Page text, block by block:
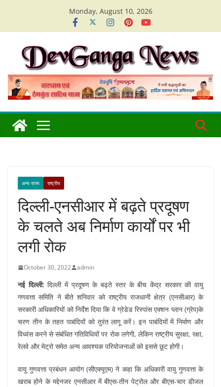
content
Monday, August 10, 2026
अन्य राज्य राष्ट्रीय
दिल्ली-एनसीआर में बढ़ते प्रदूषण
के चलते अब निर्माण कार्यों पर भी
लगी रोक
October 30, 2022 admin
नई दिल्‍ली: दिल्ली में प्रदूषण के बढ़ते स्तर के बीच केंद्र सरकार की वायु
गणवत्ता समिति ने बीते शनिवार को राष्ट्रीय राजधानी क्षेत्र (एनसीआर) के
सरकारी अधिकारियों को निर्देश दिया कि वे ग्रेडेड रिस्पांस एक्शन प्लान (ग्रेप)के
चरण तीन के तहत पाबंदियों को तुरंत लागू करें। इन पाबंदियों में निर्माण और
विध्वंस करने से संबंधित गतिविधियों पर रोक लगेगी, लेकिन राष्ट्रीय सुरक्षा, रक्षा,
रेलवे और मेट्रो समेत अन्य आवश्यक परियोजनाओं को इससे छूट होगी।
वायु गुणवत्ता प्रबंधन आयोग (सीएक्यूएम) ने कहा कि अधिकारी वायु गुणवत्ता के
खराब होने के मद्देनजर एनसीआर में बीएस-तीन पेट्रोल और बीएस-चार डीजल